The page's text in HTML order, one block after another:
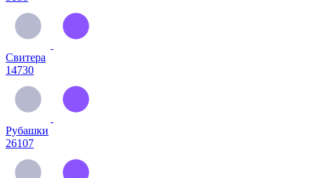
Свитера
14730
Рубашки
26107